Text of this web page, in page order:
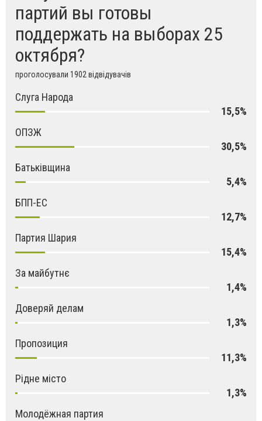
партий вы готовы
поддержать на выборах 25
октября?
проголосували 1902 відвідувачів
Слуга Народа
15,5%
ОПЗЖ
30,5%
Батьківщина
5,4%
БПП-ЕС
12,7%
Партия Шария
15,4%
За майбутнє
1,4%
Доверяй делам
1,3%
Пропозиция
11,3%
Рідне місто
1,3%
Молодёжная партия